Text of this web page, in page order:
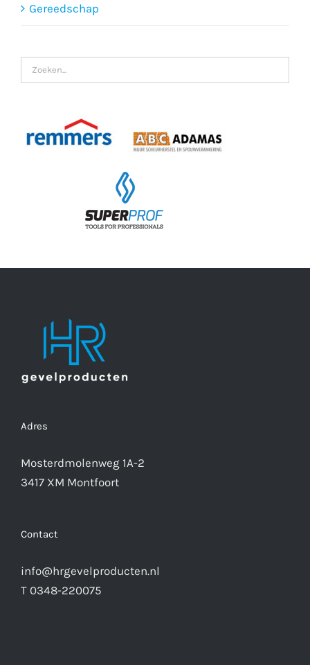
Gereedschap
Adres
Mosterdmolenweg 1A-2
3417 XM Montfoort
Contact
info@hrgevelproducten.nl
T 0348-220075